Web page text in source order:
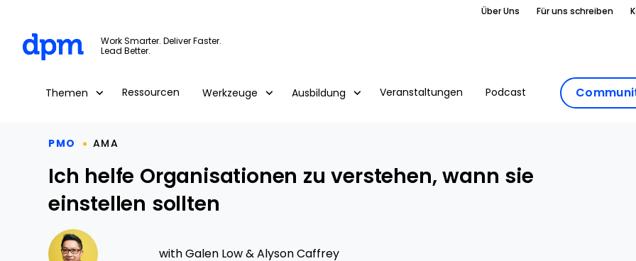
Skip to main content
Über Uns Für uns schreiben
Work Smarter. Deliver Faster.
Lead Better.
Themen Ressourcen Werkzeuge Ausbildung Veranstaltungen Podcast
PMO AMA
Ich helfe Organisationen zu verstehen, wann sie
einstellen sollten
with Galen Low & Alyson Caffrey